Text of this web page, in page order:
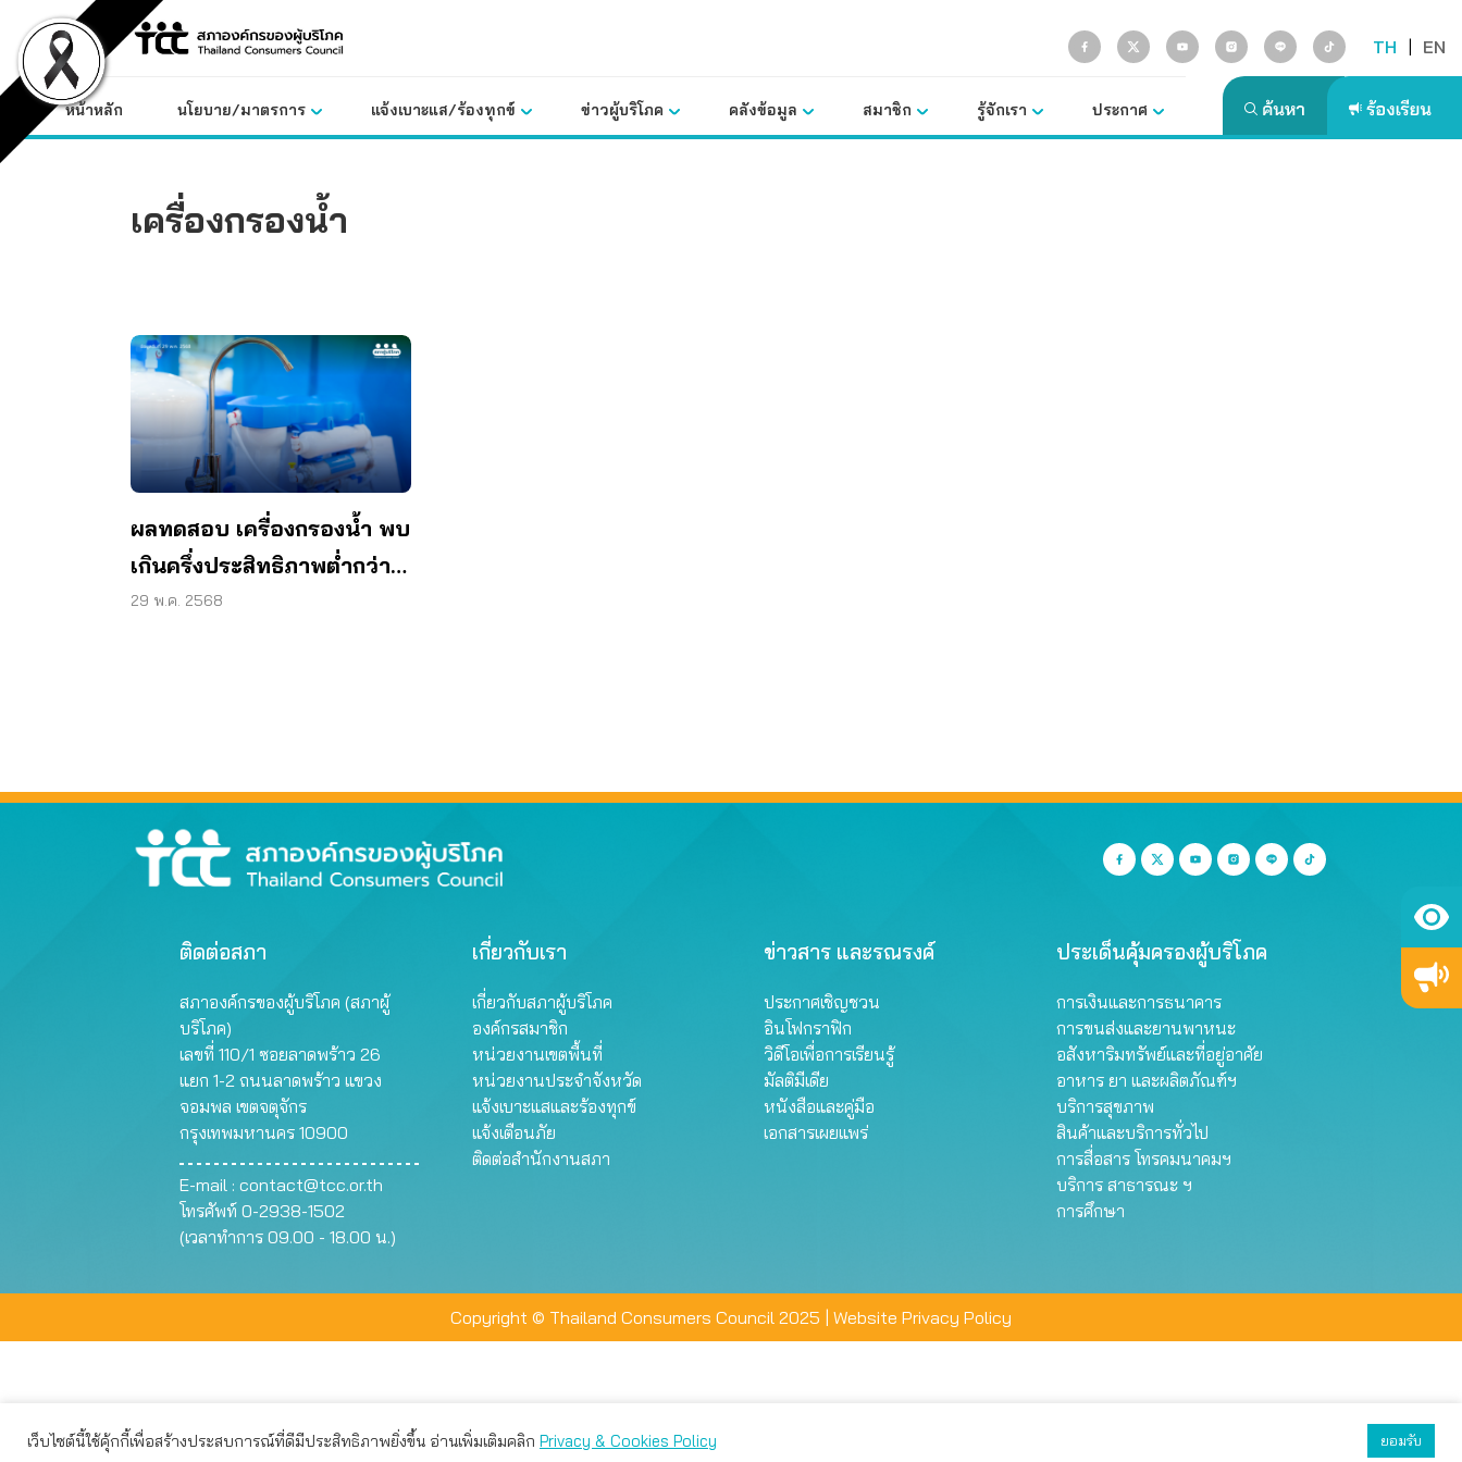
content
TH | EN
หน้าหลัก นโยบาย/มาตรการ แจ้งเบาะแส/ร้องทุกข์ ข่าวผู้บริโภค คลังข้อมูล สมาชิก รู้จักเรา ประกาศ
เครื่องกรองน้ำ
ผลทดสอบ เครื่องกรองน้ำ พบ
เกินครึ่งประสิทธิภาพต่ำกว่า
ฉลาก
29 พ.ค. 2568
ติดต่อสภา
สภาองค์กรของผู้บริโภค (สภาผู้
บริโภค)
เลขที่ 110/1 ซอยลาดพร้าว 26
แยก 1-2 ถนนลาดพร้าว แขวง
จอมพล เขตจตุจักร
กรุงเทพมหานคร 10900
E-mail : contact@tcc.or.th
โทรศัพท์ 0-2938-1502
(เวลาทำการ 09.00 - 18.00 น.)
เกี่ยวกับเรา
เกี่ยวกับสภาผู้บริโภค
องค์กรสมาชิก
หน่วยงานเขตพื้นที่
หน่วยงานประจำจังหวัด
แจ้งเบาะแสและร้องทุกข์
แจ้งเตือนภัย
ติดต่อสำนักงานสภา
ข่าวสาร และรณรงค์
ประกาศเชิญชวน
อินโฟกราฟิก
วิดีโอเพื่อการเรียนรู้
มัลติมีเดีย
หนังสือและคู่มือ
เอกสารเผยแพร่
ประเด็นคุ้มครองผู้บริโภค
การเงินและการธนาคาร
การขนส่งและยานพาหนะ
อสังหาริมทรัพย์และที่อยู่อาศัย
อาหาร ยา และผลิตภัณฑ์ฯ
บริการสุขภาพ
สินค้าและบริการทั่วไป
การสื่อสาร โทรคมนาคมฯ
บริการ สาธารณะ ฯ
การศึกษา
Copyright © Thailand Consumers Council 2025 | Website Privacy Policy
เว็บไซต์นี้ใช้คุ้กกี้เพื่อสร้างประสบการณ์ที่ดีมีประสิทธิภาพยิ่งขึ้น อ่านเพิ่มเติมคลิก Privacy & Cookies Policy ยอมรับ
เว็บไซต์นี้ใช้คุกกี้เพื่อมอบประสบการณ์การใช้งานที่ดีให้แก่ท่าน คุณสามารถเลือกตั้งค่าความเป็นส่วนตัวได้